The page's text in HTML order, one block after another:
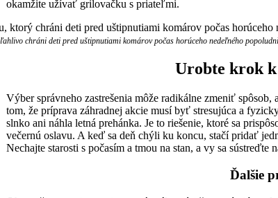
okamžite užívať grilovačku s priateľmi.
chráni deti pred uštipnutiami komárov počas horúceho nedeľného
Urobte krok
Výber správneho zastrešenia môže radikálne zmeniť spôsob,
tom, že príprava záhradnej akcie musí byť stresujúca a
slnko ani náhla letná prehánka. Je to riešenie, ktoré sa
večernú oslavu. A keď sa deň chýli ku koncu, stačí pridať
Nechajte starosti s počasím a tmou na stan, a vy sa sústreďte
Ďalšie